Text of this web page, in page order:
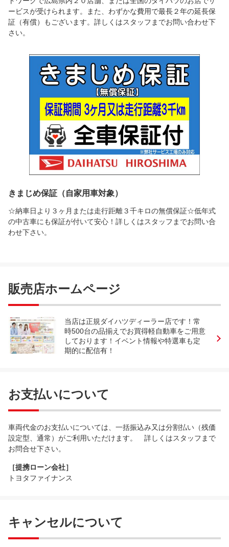
ービスが受けられます。また、わずかな費用で最長２年の延長保
証（有償）もございます。詳しくはスタッフまでお問い合わせ下
さい。
きまじめ保証（自家用車対象）
☆納車日より３ヶ月または走行距離３千キロの無償保証☆低年式
の中古車にも保証が付いて安心！詳しくはスタッフまでお問い合
わせ下さい。
販売店ホームページ
当店は正規ダイハツディーラー店です！常
時500台の品揃えでお買得軽自動車をご用意
しております！イベント情報や特選車も定
期的に配信有！
お支払いについて
車両代金のお支払いについては、一括振込み又は分割払い（残価
設定型、通常）がご利用いただけます。 詳しくはスタッフまで
お問合せ下さい。
［提携ローン会社］
トヨタファイナンス
キャンセルについて